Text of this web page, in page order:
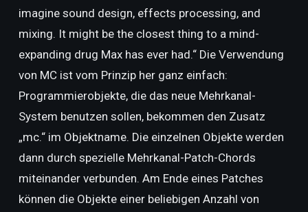
imagine sound design, effects processing, and
mixing. It might be the closest thing to a mind-
expanding drug Max has ever had.“ Die Verwendung
von MC ist vom Prinzip her ganz einfach:
Programmierobjekte, die das neue Mehrkanal-
System benutzen sollen, bekommen den Zusatz
„mc.“ im Objektname. Die einzelnen Objekte werden
dann durch spezielle Mehrkanal-Patch-Chords
miteinander verbunden. Am Ende eines Patches
können die Objekte einer beliebigen Anzahl von